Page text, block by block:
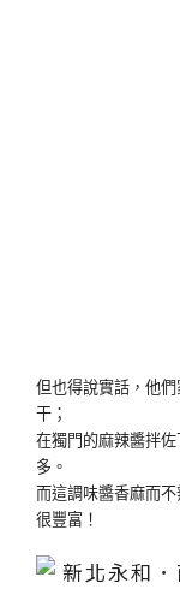
但也得說實話，他
干；
在獨門的麻辣醬拌
多。
而這調味醬香麻而
很豐富！